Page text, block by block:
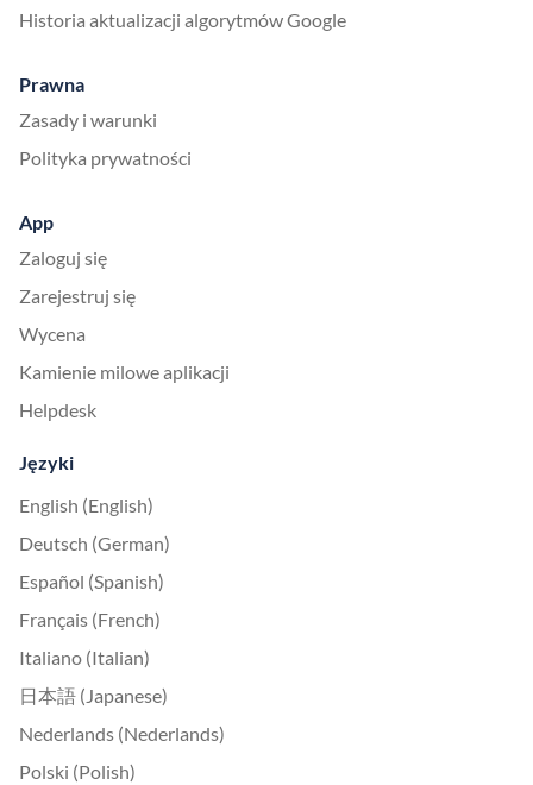
Historia aktualizacji algorytmów Google
Prawna
Zasady i warunki
Polityka prywatności
App
Zaloguj się
Zarejestruj się
Wycena
Kamienie milowe aplikacji
Helpdesk
Języki
English (English)
Deutsch (German)
Español (Spanish)
Français (French)
Italiano (Italian)
日本語 (Japanese)
Nederlands (Nederlands)
Polski (Polish)